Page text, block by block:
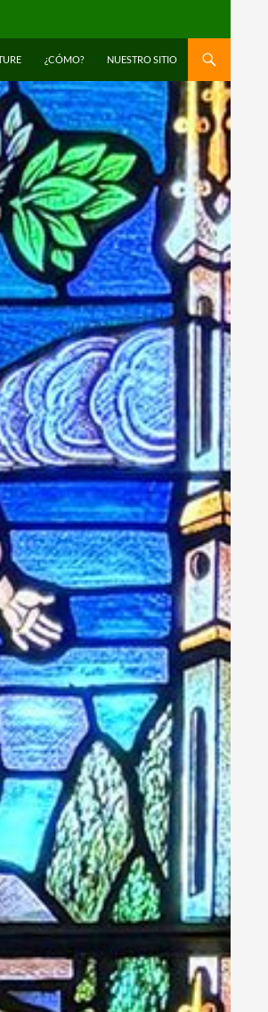
¿CÓMO? NUESTRO SITIO